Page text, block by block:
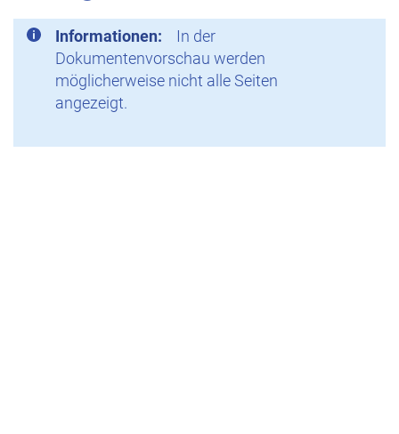
Informationen:
In der
Dokumentenvorschau werden
möglicherweise nicht alle Seiten
angezeigt.